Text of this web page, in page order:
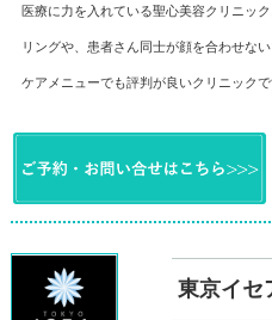
医療に力を入れている聖心美容クリニッ
リングや、患者さん同士が顔を合わせな
ケアメニューでも評判が良いクリニックで
東京イセ